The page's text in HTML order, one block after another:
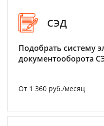
СЭД
Подобрать систему
документооборота
От 1 360 руб./месяц